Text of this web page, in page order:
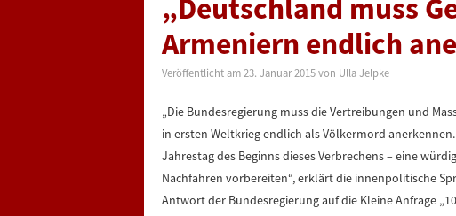
„Deutschland muss
Armeniern endlich
Veröffentlicht am 23. Januar 2015 von Ulla Jelpke
„Die Bundesregierung muss die Vertreibungen und
in ersten Weltkrieg endlich als Völkermord
Jahrestag des Beginns dieses Verbrechens – eine
Nachfahren vorbereiten“, erklärt die innenpolitische
Antwort der Bundesregierung auf die Kleine Anfrage